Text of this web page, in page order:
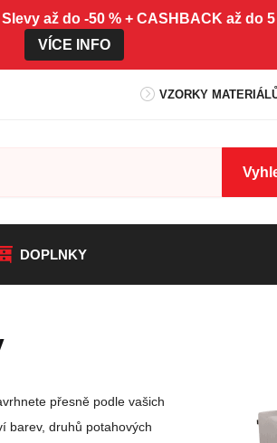
až do -50 % + CASHBACK až do
VÍCE INFO
VZORKY
DOPLNKY
přesně podle vašich
barev, druhů potahových